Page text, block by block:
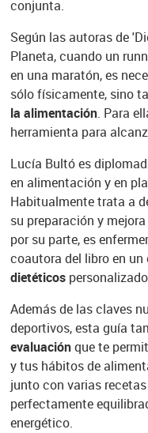
conjunta.
Según las autoras de
Planeta, cuando un
en una maratón, es
sólo físicamente, sino
la alimentación. Para
herramienta para
Lucía Bultó es
en alimentación y en
Habitualmente trata a
su preparación y
por su parte, es
coautora del libro en
dietéticos
Además de las claves
deportivos, esta guía
evaluaciónque te
y tus hábitos de
junto con varias
perfectamente
energético.